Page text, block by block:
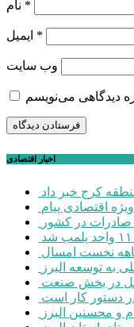
*
*
وب‌ سایت
اخبار اقتصادی
کرج خبر داد
اقتصادی پیام
صادرات در کشور
به توسعه البرز
دستور کار است
و محسنین البرز